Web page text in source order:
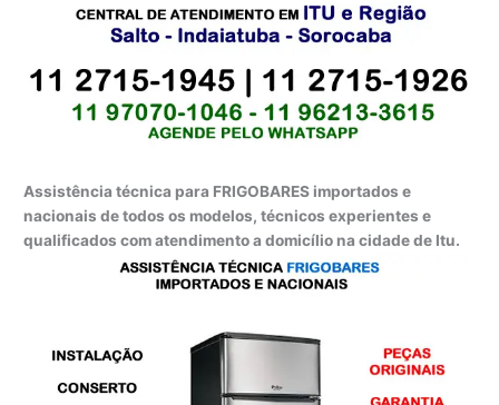
Assistência técnica para FRIGOBARES importados e
nacionais de todos os modelos, técnicos experientes e
qualificados com atendimento a domicílio na cidade de Itu.